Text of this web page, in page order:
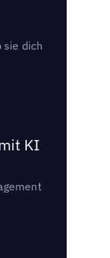
sie dich
KI